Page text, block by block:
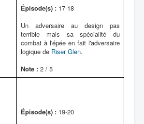
Épisode(s) : 17-18
Un adversaire au design pas
terrible mais sa spécialité du
combat à l'épée en fait l'adversaire
logique de Riser Glen.
Note : 2 / 5
Épisode(s) : 19-20